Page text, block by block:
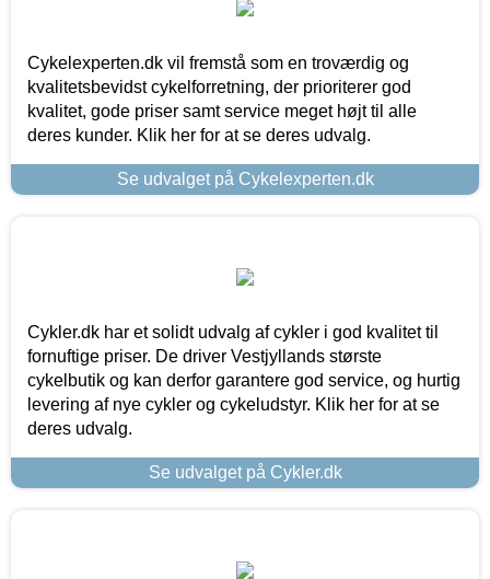
Cykelexperten.dk vil fremstå som en troværdig og
kvalitetsbevidst cykelforretning, der prioriterer god
kvalitet, gode priser samt service meget højt til alle
deres kunder. Klik her for at se deres udvalg.
Se udvalget på Cykelexperten.dk
Cykler.dk har et solidt udvalg af cykler i god kvalitet til
fornuftige priser. De driver Vestjyllands største
cykelbutik og kan derfor garantere god service, og hurtig
levering af nye cykler og cykeludstyr. Klik her for at se
deres udvalg.
Se udvalget på Cykler.dk